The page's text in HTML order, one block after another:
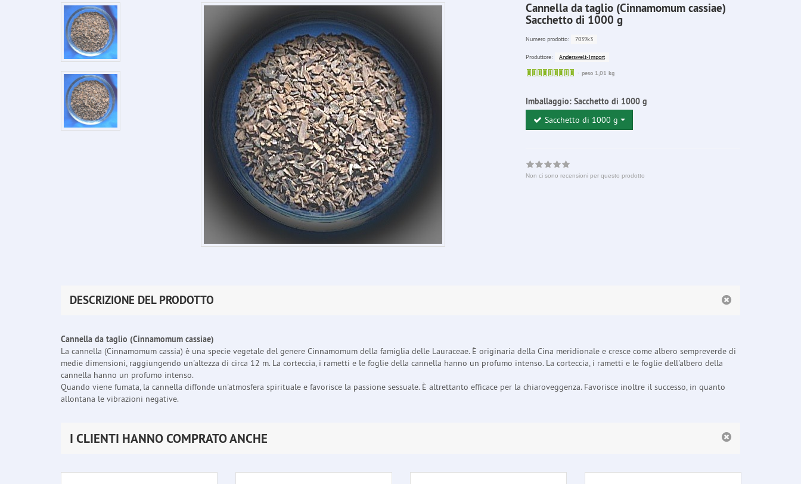
Cannella da taglio (Cinnamomum cassiae)
Sacchetto di 1000 g
Numero prodotto: 7039k3
Produttore:
Anderswelt-Import
Sofort
peso 1,01 kg
Imballaggio: Sacchetto di 1000 g
Sacchetto di 1000 g
Non ci sono recensioni per questo prodotto
DESCRIZIONE DEL PRODOTTO
Cannella da taglio (Cinnamomum cassiae)
La cannella (Cinnamomum cassia) è una specie vegetale del genere Cinnamomum della famiglia delle Lauraceae. È originaria della Cina meridionale e cresce come albero sempreverde di
medie dimensioni, raggiungendo un'altezza di circa 12 m. La corteccia, i rametti e le foglie della cannella hanno un profumo intenso. La corteccia, i rametti e le foglie dell'albero della
cannella hanno un profumo intenso.
Quando viene fumata, la cannella diffonde un'atmosfera spirituale e favorisce la passione sessuale. È altrettanto efficace per la chiaroveggenza. Favorisce inoltre il successo, in quanto
allontana le vibrazioni negative.
I CLIENTI HANNO COMPRATO ANCHE